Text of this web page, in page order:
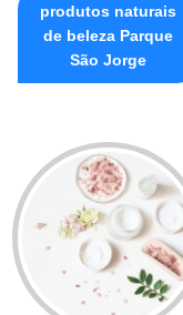
produtos naturais
de beleza Parque
São Jorge